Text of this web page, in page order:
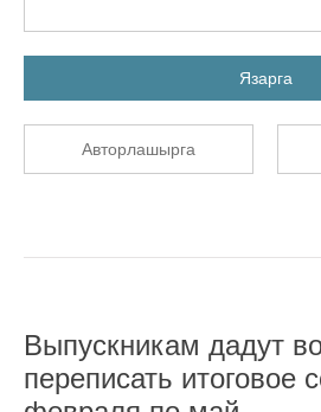
Язарга
Авторлашырга
Выпускникам дадут
переписать итоговое